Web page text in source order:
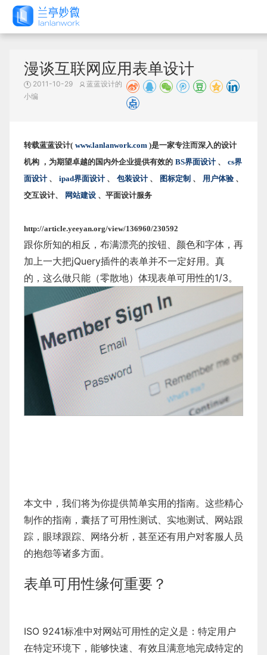
漫谈互联网应用表单设计
2011-10-29
蓝蓝设计的
小编
转载蓝蓝设计( www.lanlanwork.com )是一家专注而深入的设计
机构 ，为期望卓越的国内外企业提供有效的 BS界面设计 、
cs界
面设计 、 ipad界面设计 、 包装设计 、 图标定制 、 用户体验 、
交互设计、
网站建设 、平面设计服务
http://article.yeeyan.org/view/136960/230592
跟你所知的相反，布满漂亮的按钮、颜色和字体，再
加上一大把jQuery插件的表单并不一定好用。真
的，这么做只能（零散地）体现表单可用性的1/3。
本文中，我们将为你提供简单实用的指南。这些精心
制作的指南，囊括了可用性测试、实地测试、网站跟
踪，眼球跟踪、网络分析，甚至还有用户对客服人员
的抱怨等诸多方面。
表单可用性缘何重要？
ISO 9241标准中对网站可用性的定义是：特定用户
在特定环境下，能够快速、有效且满意地完成特定的